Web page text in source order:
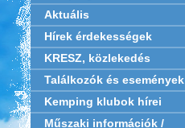
Aktuális
Hírek érdekességek
KRESZ, közlekedés
Találkozók és események
Kemping klubok hírei
Műszaki információk /